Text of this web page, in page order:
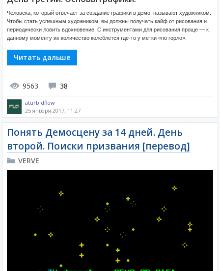
Человека, который отвечает за создание графики в демо, называют художником.
Чтобы стать успешным художником, вы должны получать кайф от рисования и
периодически ловить вдохновение. С инструментами для рисования проще — к
данному моменту их количество колеблется где-то у метки «по горло».
Читать дальше
9563 38
aturbidflow
25 января 2017, 11:27
Понять Демосцену за 14 дней. День
второй. Поиски призвания [перевод]
VERVE